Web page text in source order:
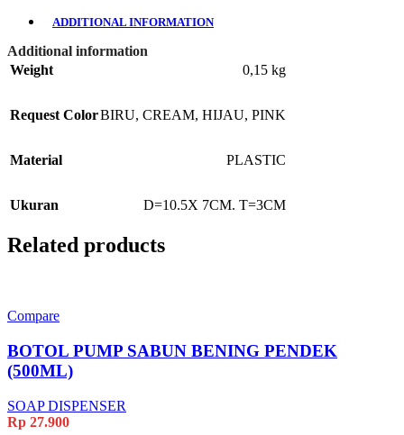
ADDITIONAL INFORMATION
Additional information
Weight
0,15 kg
Request ColorBIRU, CREAM, HIJAU, PINK
Material PLASTIC
Ukuran D=10.5X 7CM. T=3CM
Related products
Compare
BOTOL PUMP SABUN BENING PENDEK
(500ML)
SOAP DISPENSER
Rp 27.900